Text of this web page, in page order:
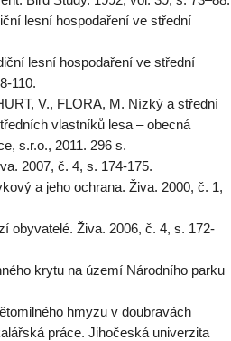
lesní hospodaření ve střední
lesní hospodaření ve střední
110.
V., FLORA, M. Nízký a střední
vlastníků lesa – obecná
s.r.o., 2011. 296 s.
2007, č. 4, s. 174-175.
a jeho ochrana. Živa. 2000, č. 1,
obyvatelé. Živa. 2006, č. 4, s. 172-
krytu na území Národního parku
hmyzu v doubravách
práce. Jihočeská univerzita